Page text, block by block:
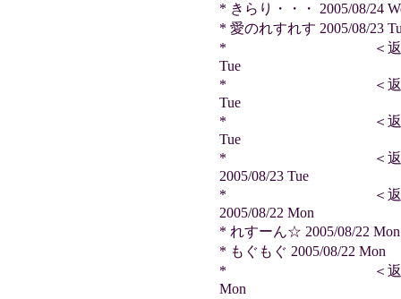
* きらり・・・ 2005/08/24
* 愛のれすれす 2005/08/23
* ＜返信＞ こまT
Tue
* ＜返信＞ クリフ
Tue
* ＜返信＞ Y.Nさ
Tue
* ＜返信＞ サノ
2005/08/23 Tue
* ＜返信＞ ビブ
2005/08/22 Mon
* れすーん☆ 2005/08/22 Mon
* もぐもぐ 2005/08/22 Mon
* ＜返信＞ クリフ
Mon